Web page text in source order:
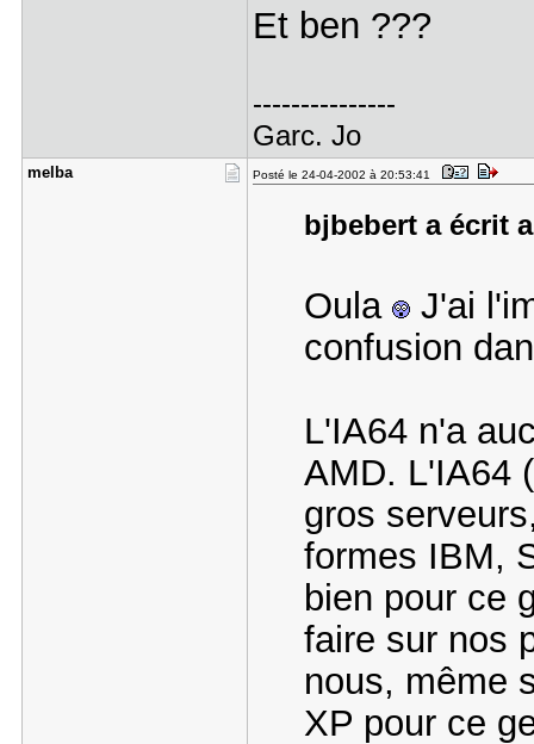
Et ben ???
---------------
Garc. Jo
melba Posté le 24-04-2002 à 20:53:41
bjbebert a écrit
Oula
J'ai
confusion
L'IA64 n'a
AMD. L'IA64
gros
formes IBM,
bien pour ce
faire sur nos
nous, même
XP pour ce